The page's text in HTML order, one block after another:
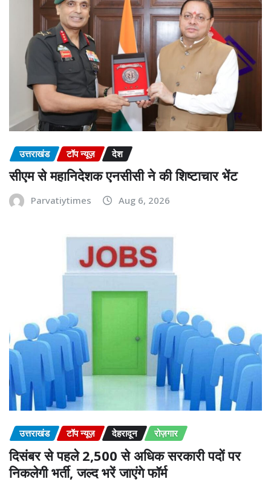
उत्तराखंड टॉप न्यूज़ देश
सीएम से महानिदेशक एनसीसी ने की शिष्टाचार भेंट
Parvatiytimes Aug 6, 2026
उत्तराखंड टॉप न्यूज़ देहरादून रोज़गार
दिसंबर से पहले 2,500 से अधिक सरकारी पदों पर
निकलेगी भर्ती, जल्द भरें जाएंगे फॉर्म